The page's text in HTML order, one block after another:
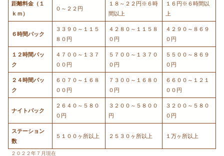
距離料金（１
ｋｍ）
０～２２円
１８～２２円※６時
間以上
１６円※６時間以
上
６時間パック
３３９０～１１５
８０円
４２８０～１１５８
０円
４２９０～８６９
０円
１２時間パッ
ク
４７００～１３７
００円
５７００～１３７０
０円
５５００～８６９
０円
２４時間パッ
ク
６０７０～１６８
００円
７３００～１６８０
０円
６６００～１２１
００円
ナイトパック
２６４０～５８０
０円
３２００～５８００
円
３２００～５８０
０円
ステーション
数
５１００ヶ所以上 ２５３０ヶ所以上 １万ヶ所以上
２０２２年７月現在